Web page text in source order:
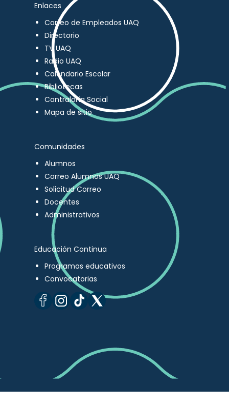
Enlaces
Correo de Empleados UAQ
Directorio
TV UAQ
Radio UAQ
Calendario Escolar
Bibliotecas
Contraloría Social
Mapa de sitio
Comunidades
Alumnos
Correo Alumnos UAQ
Solicitud Correo
Docentes
Administrativos
Educación Continua
Programas educativos
Convocatorias